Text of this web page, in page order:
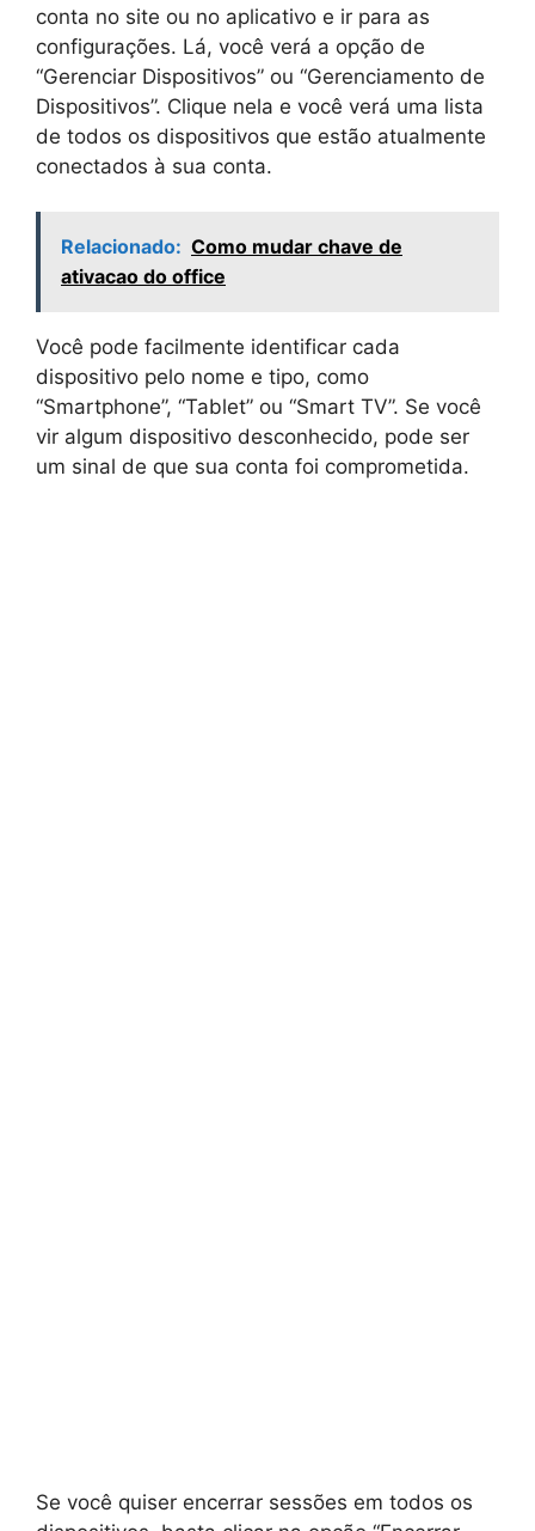
conta no site ou no aplicativo e ir para as
configurações. Lá, você verá a opção de
“Gerenciar Dispositivos” ou “Gerenciamento de
Dispositivos”. Clique nela e você verá uma lista
de todos os dispositivos que estão atualmente
conectados à sua conta.
Relacionado: Como mudar chave de
ativacao do office
Você pode facilmente identificar cada
dispositivo pelo nome e tipo, como
“Smartphone”, “Tablet” ou “Smart TV”. Se você
vir algum dispositivo desconhecido, pode ser
um sinal de que sua conta foi comprometida.
Se você quiser encerrar sessões em todos os